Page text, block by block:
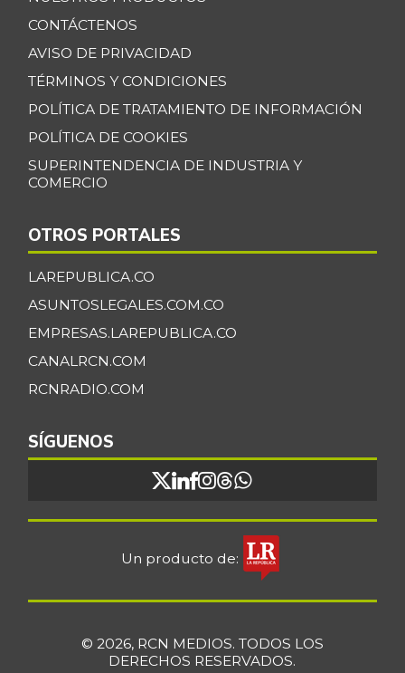
CONTÁCTENOS
AVISO DE PRIVACIDAD
TÉRMINOS Y CONDICIONES
POLÍTICA DE TRATAMIENTO DE INFORMACIÓN
POLÍTICA DE COOKIES
SUPERINTENDENCIA DE INDUSTRIA Y
COMERCIO
OTROS PORTALES
LAREPUBLICA.CO
ASUNTOSLEGALES.COM.CO
EMPRESAS.LAREPUBLICA.CO
CANALRCN.COM
RCNRADIO.COM
SÍGUENOS
Un producto de:
© 2026, RCN MEDIOS. TODOS LOS
DERECHOS RESERVADOS.